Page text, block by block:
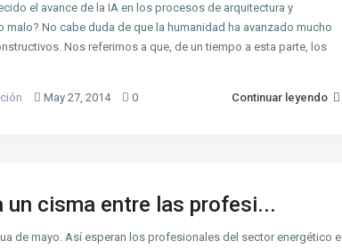
el avance de la IA en los procesos de arquitectura y
No cabe duda de que la humanidad ha avanzado mucho
Nos referimos a que, de un tiempo a esta parte, los
May 27, 2014 0 Continuar leyendo
cisma entre las profesi...
de mayo. Así esperan los profesionales del sector energético e